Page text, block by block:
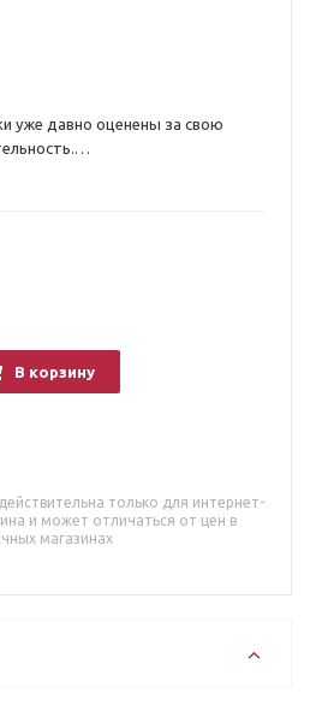
уже давно оценены за свою
для авто стайлинга и
показателями качества
В корзину
действительна только для интернет-
и может отличаться от цен в
магазинах